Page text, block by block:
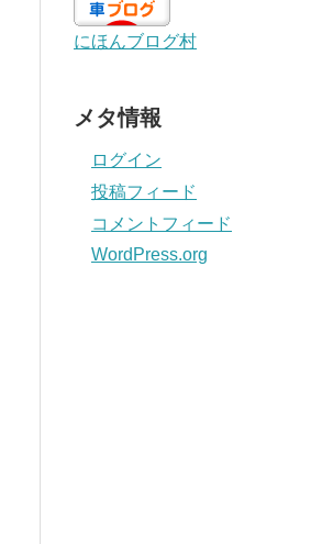
にほんブログ村
メタ情報
ログイン
投稿フィード
コメントフィード
WordPress.org